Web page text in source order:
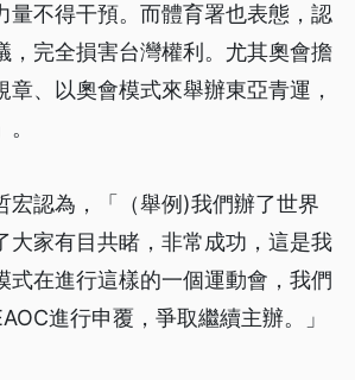
量不得干預。而體育署也表態，認
，完全損害台灣權利。尤其奧會擔
章、以奧會模式來舉辦東亞青運，
宏認為，「（舉例)我們辦了世界
大家有目共睹，非常成功，這是我
式在進行這樣的一個運動會，我們
進行申覆，爭取繼續主辦。」